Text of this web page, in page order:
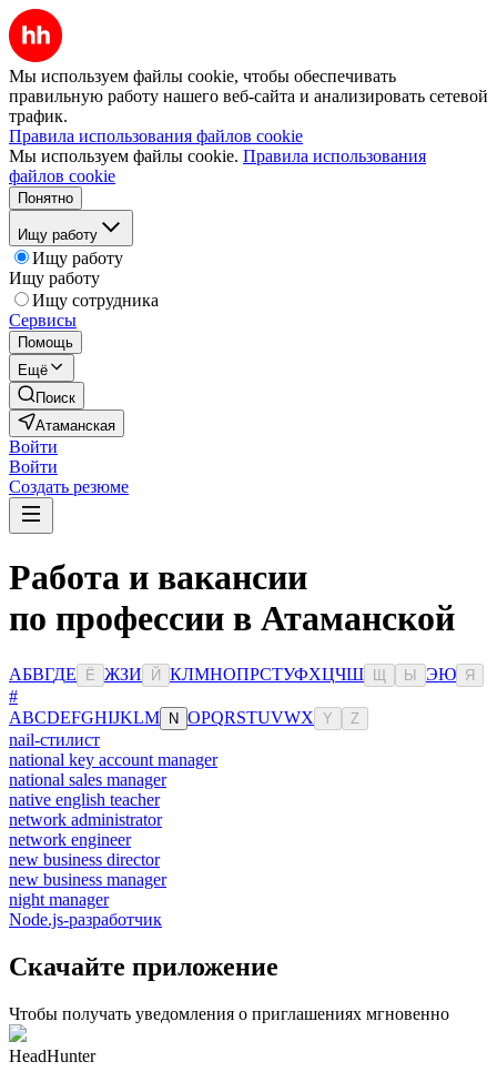
Мы используем файлы cookie, чтобы обеспечивать
правильную работу нашего веб-сайта и анализировать сетевой
трафик.
Правила использования файлов cookie
Мы используем файлы cookie. Правила использования
файлов cookie
Понятно
Ищу работу
Ищу работу
Ищу работу
Ищу сотрудника
Сервисы
Помощь
Ещё
Поиск
Атаманская
Войти
Войти
Создать резюме
Работа и вакансии
по профессии в Атаманской
АБВГДЕ Ё ЖЗИ Й КЛМНОПРСТУФХЦЧШ Ы ЭЮ Я
#
ABCDEFGHIJKLM N OPQRSTUVWX Y Z
nail-стилист
national key account manager
national sales manager
native english teacher
network administrator
network engineer
new business director
new business manager
night manager
Node.js-разработчик
Скачайте приложение
Чтобы получать уведомления о приглашениях мгновенно
HeadHunter